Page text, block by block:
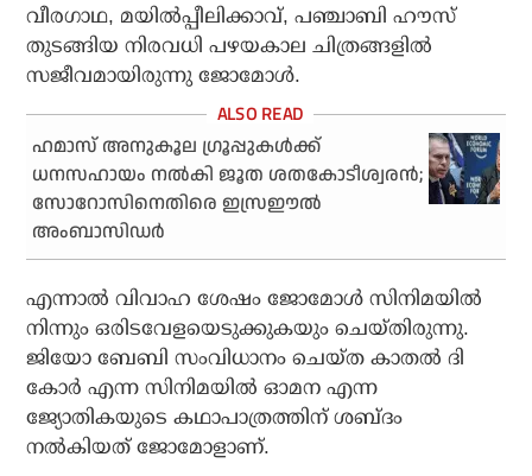
വീരഗാഥ, മയിൽപ്പീലിക്കാവ്, പഞ്ചാബി ഹൗസ്
തുടങ്ങിയ നിരവധി പഴയകാല ചിത്രങ്ങളിൽ
സജീവമായിരുന്നു ജോമോൾ.
ഹമാസ് അനുകൂല ഗ്രൂപ്പുകള്‍ക്ക്
ധനസഹായം നല്‍കി ജൂത ശതകോടീശ്വരന്‍;
സോറോസിനെതിരെ ഇസ്രഈല്‍
അംബാസിഡര്‍
എന്നാൽ വിവാഹ ശേഷം ജോമോൾ സിനിമയിൽ
നിന്നും ഒരിടവേളയെടുക്കുകയും ചെയ്തിരുന്നു.
ജിയോ ബേബി സംവിധാനം ചെയ്ത കാതൽ ദി
കോർ എന്ന സിനിമയിൽ ഓമന എന്ന
ജ്യോതികയുടെ കഥാപാത്രത്തിന് ശബ്‍ദം
നൽകിയത് ജോമോളാണ്.